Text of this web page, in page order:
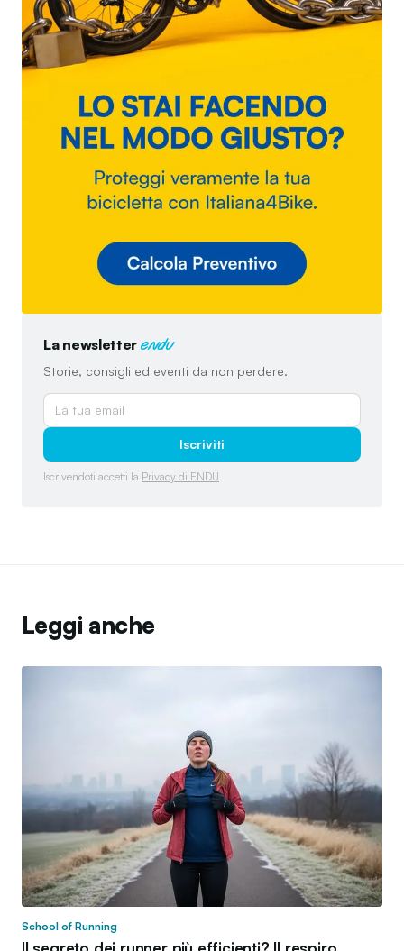
La newsletter endu
Storie, consigli ed eventi da non perdere.
Iscriviti
Iscrivendoti accetti la Privacy di ENDU.
Leggi anche
School of Running